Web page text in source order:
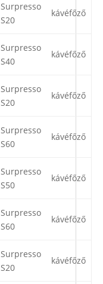
Surpresso
S20
kávéfőző
Surpresso
S40
kávéfőző
Surpresso
S20
kávéfőző
Surpresso
S60
kávéfőző
Surpresso
S50
kávéfőző
Surpresso
S60
kávéfőző
Surpresso
S20
kávéfőző